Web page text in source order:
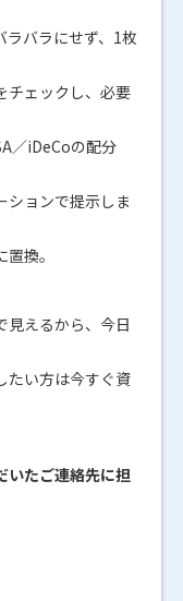
ラバラにせず、1枚
チェックし、必要
／iDeCoの配分
ションで提示しま
換。
見えるから、今日
たい方は今すぐ資
いたご連絡先に担